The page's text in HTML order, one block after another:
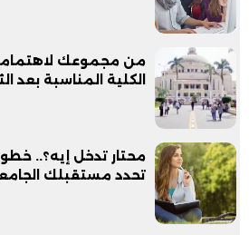
من مجموعك
الكلية المناسبة بعد
محتار تدخل إيه؟..
تحدد مستقبلك